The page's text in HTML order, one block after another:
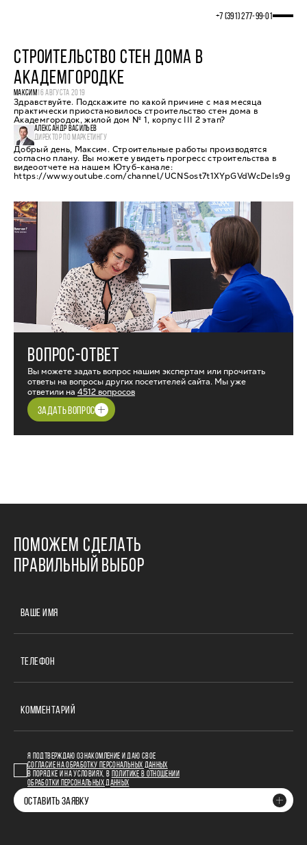
+7 (391) 277‒99‒01
СТРОИТЕЛЬСТВО СТЕН ДОМА В
АКАДЕМГОРОДКЕ
МАКСИМ16 АВГУСТА 2019
Здравствуйте. Подскажите по какой причине с мая месяца
практически приостановилось строительство стен дома в
Академгородок, жилой дом № 1, корпус III 2 этап?
АЛЕКСАНДР ВАСИЛЬЕВ
ДИРЕКТОР ПО МАРКЕТИНГУ
Добрый день, Максим. Строительные работы производятся
согласно плану. Вы можете увидеть прогресс строительства в
видеоотчете на нашем Ютуб-канале:
https://www.youtube.com/channel/UCNSost7t1XYpGVdWcDeIs9g
ВОПРОС-ОТВЕТ
Вы можете задать вопрос нашим экспертам или прочитать
ответы на вопросы других посетителей сайта. Мы уже
ответили на 4512 вопросов
ЗАДАТЬ ВОПРОС
ПОМОЖЕМ СДЕЛАТЬ
ПРАВИЛЬНЫЙ ВЫБОР
ВАШЕ ИМЯ
ТЕЛЕФОН
КОММЕНТАРИЙ
Я ПОДТВЕРЖДАЮ ОЗНАКОМЛЕНИЕ И ДАЮ СВОЕ
СОГЛАСИЕ НА ОБРАБОТКУ ПЕРСОНАЛЬНЫХ ДАННЫХ
В ПОРЯДКЕ И НА УСЛОВИЯХ, В
ПОЛИТИКЕ В ОТНОШЕНИИ
ОБРАБОТКИ ПЕРСОНАЛЬНЫХ ДАННЫХ
ОСТАВИТЬ ЗАЯВКУ